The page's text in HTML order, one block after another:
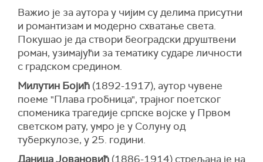
Важио је за аутора у чијим су делима присутни
и романтизам и модерно схватање света.
Покушао је да створи београдски друштвени
роман, узимајући за тематику сударе личности
с градском средином.
Милутин Бојић (1892-1917), аутор чувене
поеме "Плава гробница", трајног поетског
споменика трагедије српске војске у Првом
светском рату, умро је у Солуну од
туберкулозе, у 25. години.
Даница Јовановић (1886-1914) стрељана је на